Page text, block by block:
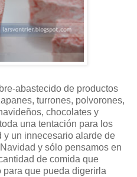
abastecido de productos
turrones, polvorones,
chocolates y
una tentación para los
y un innecesario alarde de
y sólo pensamos en
de comida que
para que pueda digerirla